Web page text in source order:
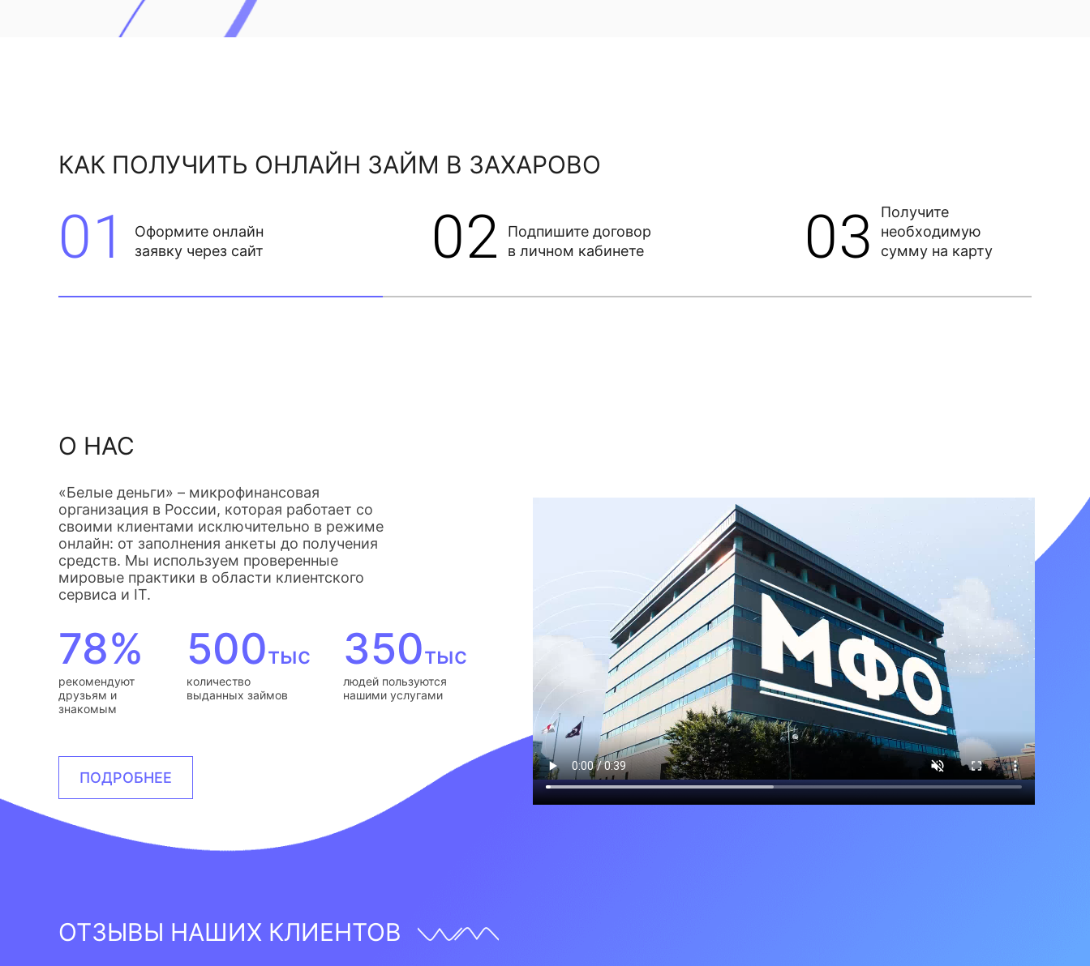
КАК ПОЛУЧИТЬ ОНЛАЙН ЗАЙМ В ЗАХАРОВО
01
Оформите онлайн
заявку через сайт
02
Подпишите договор
в личном кабинете
03
Получите
необходимую
сумму на карту
О НАС
«Белые деньги» – микрофинансовая
организация в России, которая работает со
своими клиентами исключительно в режиме
онлайн: от заполнения анкеты до получения
средств. Мы используем проверенные
мировые практики в области клиентского
сервиса и IT.
78%
рекомендуют
друзьям и
знакомым
500тыс
количество
выданных займов
350тыс
людей пользуются
нашими услугами
ПОДРОБНЕЕ
ОТЗЫВЫ НАШИХ КЛИЕНТОВ